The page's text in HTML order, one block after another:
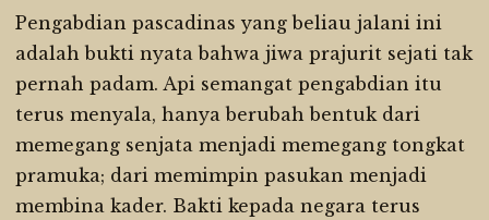
Pengabdian pascadinas yang beliau jalani ini
adalah bukti nyata bahwa jiwa prajurit sejati tak
pernah padam. Api semangat pengabdian itu
terus menyala, hanya berubah bentuk dari
memegang senjata menjadi memegang tongkat
pramuka; dari memimpin pasukan menjadi
membina kader. Bakti kepada negara terus